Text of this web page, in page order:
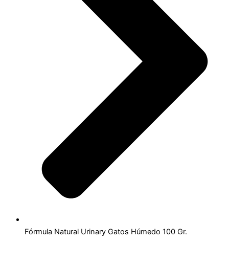
Fórmula Natural Urinary Gatos Húmedo 100 Gr.